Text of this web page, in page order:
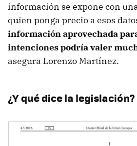
información se expone con
quien ponga precio a esos
información aprovechada
intenciones podría valer
asegura Lorenzo Martínez.
¿Y qué dice la legislación?